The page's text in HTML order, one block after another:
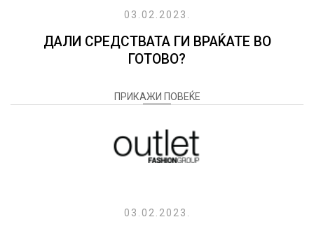
03.02.2023.
ДАЛИ СРЕДСТВАТА ГИ ВРАЌАТЕ ВО
ГОТОВО?
ПРИКАЖИ ПОВЕЌЕ
03.02.2023.